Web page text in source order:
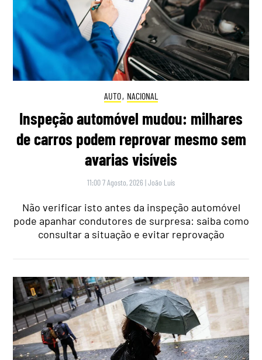
AUTO, NACIONAL
Inspeção automóvel mudou: milhares
de carros podem reprovar mesmo sem
avarias visíveis
11:00 7 Agosto, 2026 |João Luís
Não verificar isto antes da inspeção automóvel
pode apanhar condutores de surpresa: saiba como
consultar a situação e evitar reprovação